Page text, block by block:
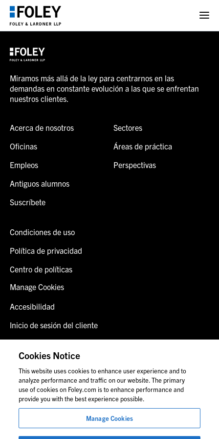
Miramos más allá de la ley para centrarnos en las
demandas en constante evolución a las que se enfrentan
nuestros clientes.
Acerca de nosotros
Oficinas
Empleos
Antiguos alumnos
Suscríbete
Sectores
Áreas de práctica
Perspectivas
Condiciones de uso
Política de privacidad
Centro de políticas
Manage Cookies
Accesibilidad
Inicio de sesión del cliente
Contáctenos
© 2026 Foley & Lardner LLP
Cookies Notice
This website uses cookies to enhance user experience and to
analyze performance and traffic on our website. The primary
use of cookies on Foley.com is to enhance performance and
provide you with the best experience possible.
Manage Cookies